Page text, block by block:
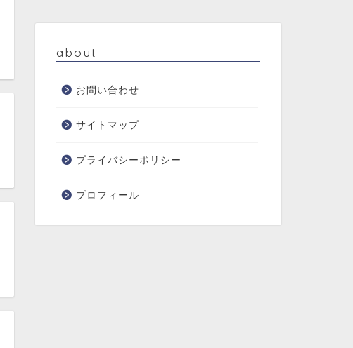
about
お問い合わせ
サイトマップ
プライバシーポリシー
プロフィール